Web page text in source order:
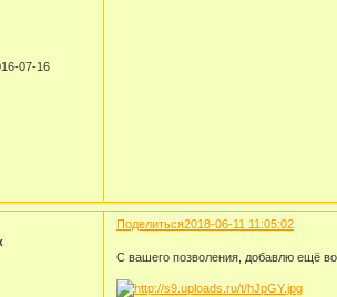
07-16
Поделиться2018-06-11 11:05:02
С вашего позволения, добавлю ещё